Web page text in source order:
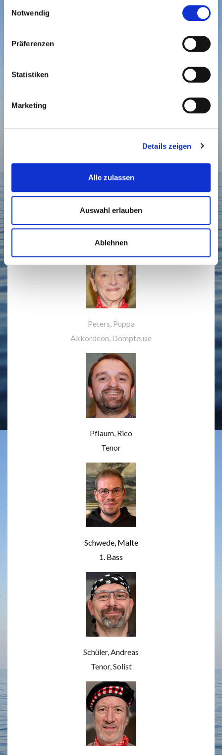
Notwendig
Präferenzen
Statistiken
Marketing
Details zeigen
Alle zulassen
Auswahl erlauben
Ablehnen
Meyer, Torsten
Tenor, Solist
Peters, Puppa
Akkordeon, Dompteuse
Pflaum, Rico
Tenor
Schwede, Malte
1. Bass
Schüler, Andreas
Tenor, Solist